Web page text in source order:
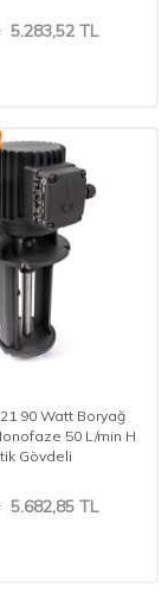
5.283,52 TL
90 Watt Boryağ
50 L/min H
Gövdeli
5.682,85 TL